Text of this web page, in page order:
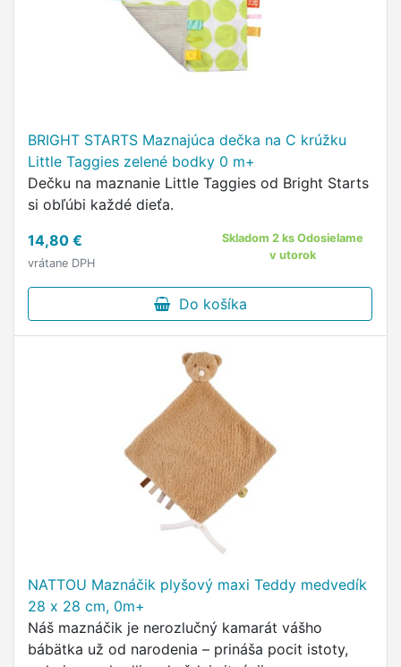
BRIGHT STARTS Maznajúca dečka na C krúžku
Little Taggies zelené bodky 0 m+
Dečku na maznanie Little Taggies od Bright Starts
si obľúbi každé dieťa.
14,80 €
vrátane DPH
Skladom 2 ks Odosielame
v utorok
Do košíka
NATTOU Maznáčik plyšový maxi Teddy medvedík
28 x 28 cm, 0m+
Náš maznáčik je nerozlučný kamarát vášho
bábätka už od narodenia – prináša pocit istoty,